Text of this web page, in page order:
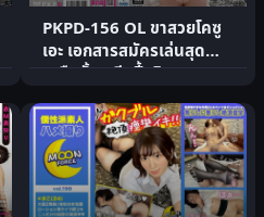
PKPD-156 OL ขาสวยโคซู
เอะ เอกสารสมัครเล่นสุด
เหนือชั้น ครีมปี้จริง